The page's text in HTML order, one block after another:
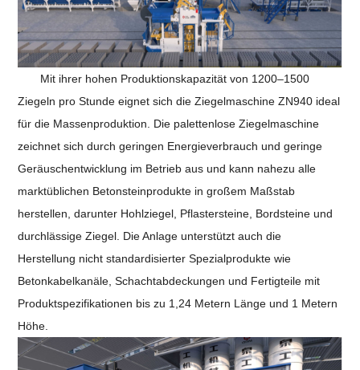
Mit ihrer hohen Produktionskapazität von 1200–1500
Ziegeln pro Stunde eignet sich die Ziegelmaschine ZN940 ideal
für die Massenproduktion. Die palettenlose Ziegelmaschine
zeichnet sich durch geringen Energieverbrauch und geringe
Geräuschentwicklung im Betrieb aus und kann nahezu alle
marktüblichen Betonsteinprodukte in großem Maßstab
herstellen, darunter Hohlziegel, Pflastersteine, Bordsteine ​​und
durchlässige Ziegel. Die Anlage unterstützt auch die
Herstellung nicht standardisierter Spezialprodukte wie
Betonkabelkanäle, Schachtabdeckungen und Fertigteile mit
Produktspezifikationen bis zu 1,24 Metern Länge und 1 Metern
Höhe.